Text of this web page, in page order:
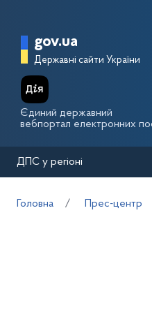
Головна
gov.ua
Державні сайти України
Єдиний державний
вебпортал електронних
ДПС у регіоні
Головна Прес-центр